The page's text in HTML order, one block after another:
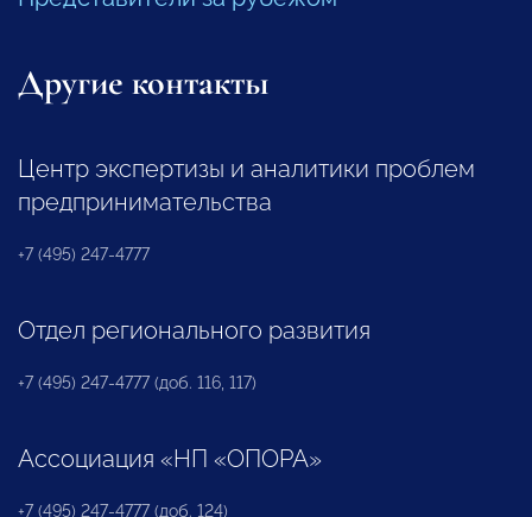
Другие контакты
Центр экспертизы и аналитики проблем
предпринимательства
+7 (495) 247-4777
Отдел регионального развития
+7 (495) 247-4777 (доб. 116, 117)
Ассоциация «НП «ОПОРА»
+7 (495) 247-4777 (доб. 124)